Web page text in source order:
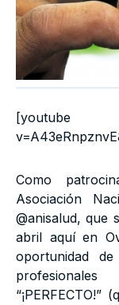
[youtube
Como
Asociación
@anisalud, que
abril aquí en
oportunidad